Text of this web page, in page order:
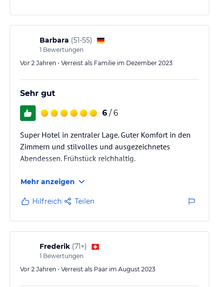
Barbara (51-55)
1 Bewertungen
Vor 2 Jahren • Verreist als Familie im Dezember 2023
Sehr gut
6 / 6
Super Hotel in zentraler Lage. Guter Komfort in den
Zimmern und stilvolles und ausgezeichnetes
Abendessen. Frühstück reichhaltig.
Mehr anzeigen
Hilfreich Teilen
Frederik (71+)
1 Bewertungen
Vor 2 Jahren • Verreist als Paar im August 2023